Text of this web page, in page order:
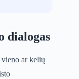
dialogas
ar kelių